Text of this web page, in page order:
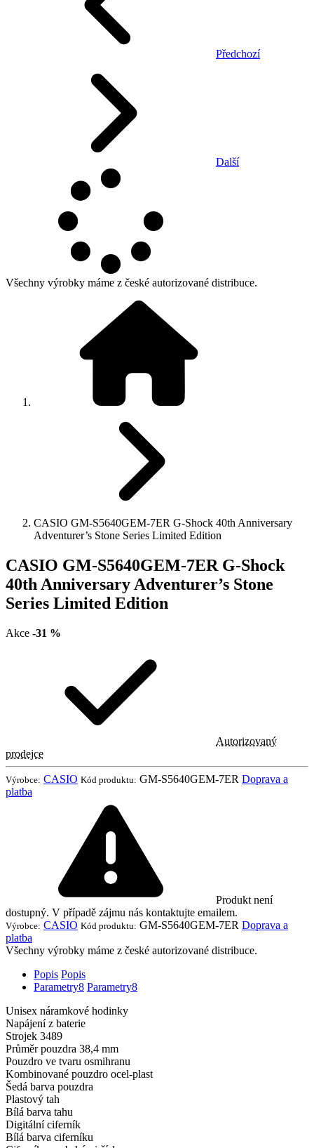
Předchozí
Další
Všechny výrobky máme z české autorizované distribuce.
CASIO GM-S5640GEM-7ER G-Shock 40th Anniversary
Adventurer’s Stone Series Limited Edition
CASIO GM-S5640GEM-7ER G-Shock
40th Anniversary Adventurer’s Stone
Series Limited Edition
Akce -31 %
Autorizovaný
prodejce
Výrobce: CASIO Kód produktu: GM-S5640GEM-7ER Doprava a
platba
Produkt není
dostupný. V případě zájmu nás kontaktujte emailem.
Výrobce: CASIO Kód produktu: GM-S5640GEM-7ER Doprava a
platba
Všechny výrobky máme z české autorizované distribuce.
Popis Popis
Parametry8 Parametry8
Unisex náramkové hodinky
Napájení z baterie
Strojek 3489
Průměr pouzdra 38,4 mm
Pouzdro ve tvaru osmihranu
Kombinované pouzdro ocel-plast
Šedá barva pouzdra
Plastový tah
Bílá barva tahu
Digitální ciferník
Bílá barva ciferníku